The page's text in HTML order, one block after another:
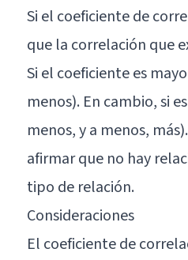
Si el coeficiente de
que la correlación que
Si el coeficiente es
menos). En cambio, si
menos, y a menos,
afirmar que no hay
tipo de relación.
Consideraciones
El coeficiente de